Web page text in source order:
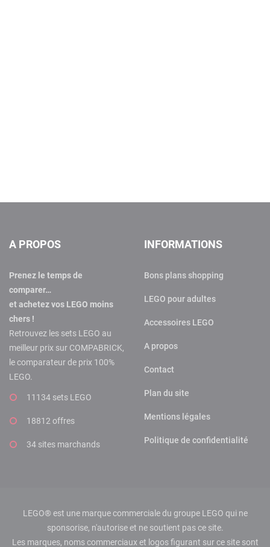
A PROPOS
Prenez le temps de
comparer…
et achetez vos LEGO moins
chers !
Retrouvez les sets LEGO au
meilleur prix sur COMPABRICK,
le comparateur de prix 100%
LEGO.
11134 sets LEGO
18812 offres
34 sites marchands
INFORMATIONS
Bons plans shopping
LEGO pour adultes
Accessoires LEGO
A propos
Contact
Plan du site
Mentions légales
Politique de confidentialité
LEGO® est une marque commerciale du groupe LEGO qui ne
sponsorise, n'autorise et ne soutient pas ce site.
Les marques, noms commerciaux et logos figurant sur ce site sont